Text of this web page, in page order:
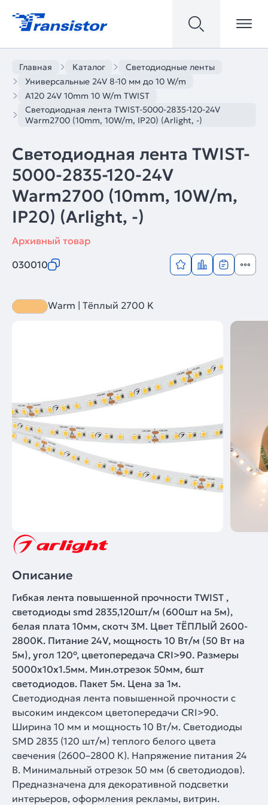
Главная Каталог
Светодиодные ленты
Универсальные 24V 8-10 мм до 10 W/m
A120 24V 10mm 10 W/m TWIST
Светодиодная лента TWIST-5000-2835-120-24V
Warm2700 (10mm, 10W/m, IP20) (Arlight, -)
Светодиодная лента TWIST-
5000-2835-120-24V
Warm2700 (10mm, 10W/m,
IP20) (Arlight, -)
Архивный товар
030010
Warm | Тёплый 2700 K
Описание
Гибкая лента повышенной прочности TWIST ,
светодиоды smd 2835,120шт/м (600шт на 5м),
белая плата 10мм, скотч 3М. Цвет ТЁПЛЫЙ 2600-
2800K. Питание 24V, мощность 10 Вт/м (50 Вт на
5м), угол 120°, цветопередача CRI>90. Размеры
5000х10x1.5мм. Мин.отрезок 50мм, 6шт
светодиодов. Пакет 5м. Цена за 1м.
Светодиодная лента повышенной прочности с
высоким индексом цветопередачи CRI>90.
Ширина 10 мм и мощность 10 Вт/м. Светодиоды
SMD 2835 (120 шт/м) теплого белого цвета
свечения (2600–2800 К). Напряжение питания 24
В. Минимальный отрезок 50 мм (6 светодиодов).
Предназначена для декоративной подсветки
интерьеров, оформления рекламы, витрин.